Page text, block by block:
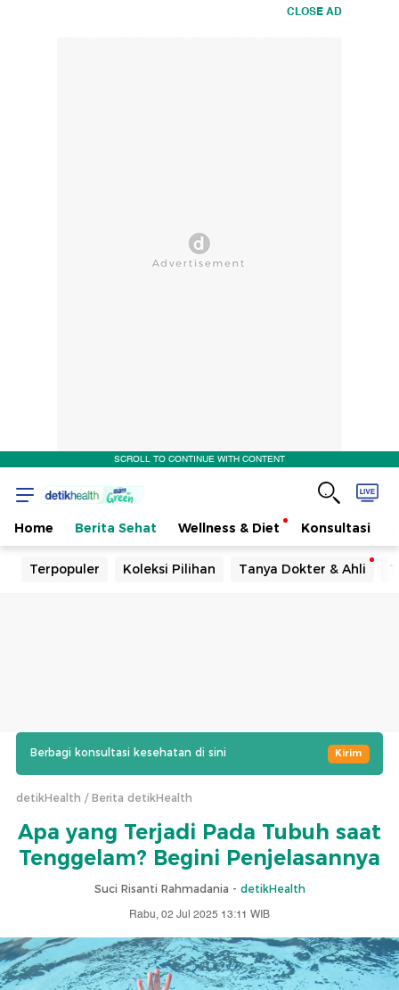
CLOSE AD
SCROLL TO CONTINUE WITH CONTENT
Home Berita Sehat Wellness & Diet Konsultasi
Terpopuler Koleksi Pilihan Tanya Dokter & Ahli
Berbagi konsultasi kesehatan di sini Kirim
detikHealth Berita detikHealth
Apa yang Terjadi Pada Tubuh saat
Tenggelam? Begini Penjelasannya
Suci Risanti Rahmadania - detikHealth
Rabu, 02 Jul 2025 13:11 WIB